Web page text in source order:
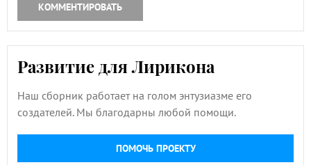
КОММЕНТИРОВАТЬ
Развитие для Лирикона
Наш сборник работает на голом энтузиазме его
создателей. Мы благодарны любой помощи.
ПОМОЧЬ ПРОЕКТУ